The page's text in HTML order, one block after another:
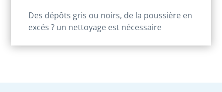
Des dépôts gris ou noirs, de la poussière en
excés ? un nettoyage est nécessaire